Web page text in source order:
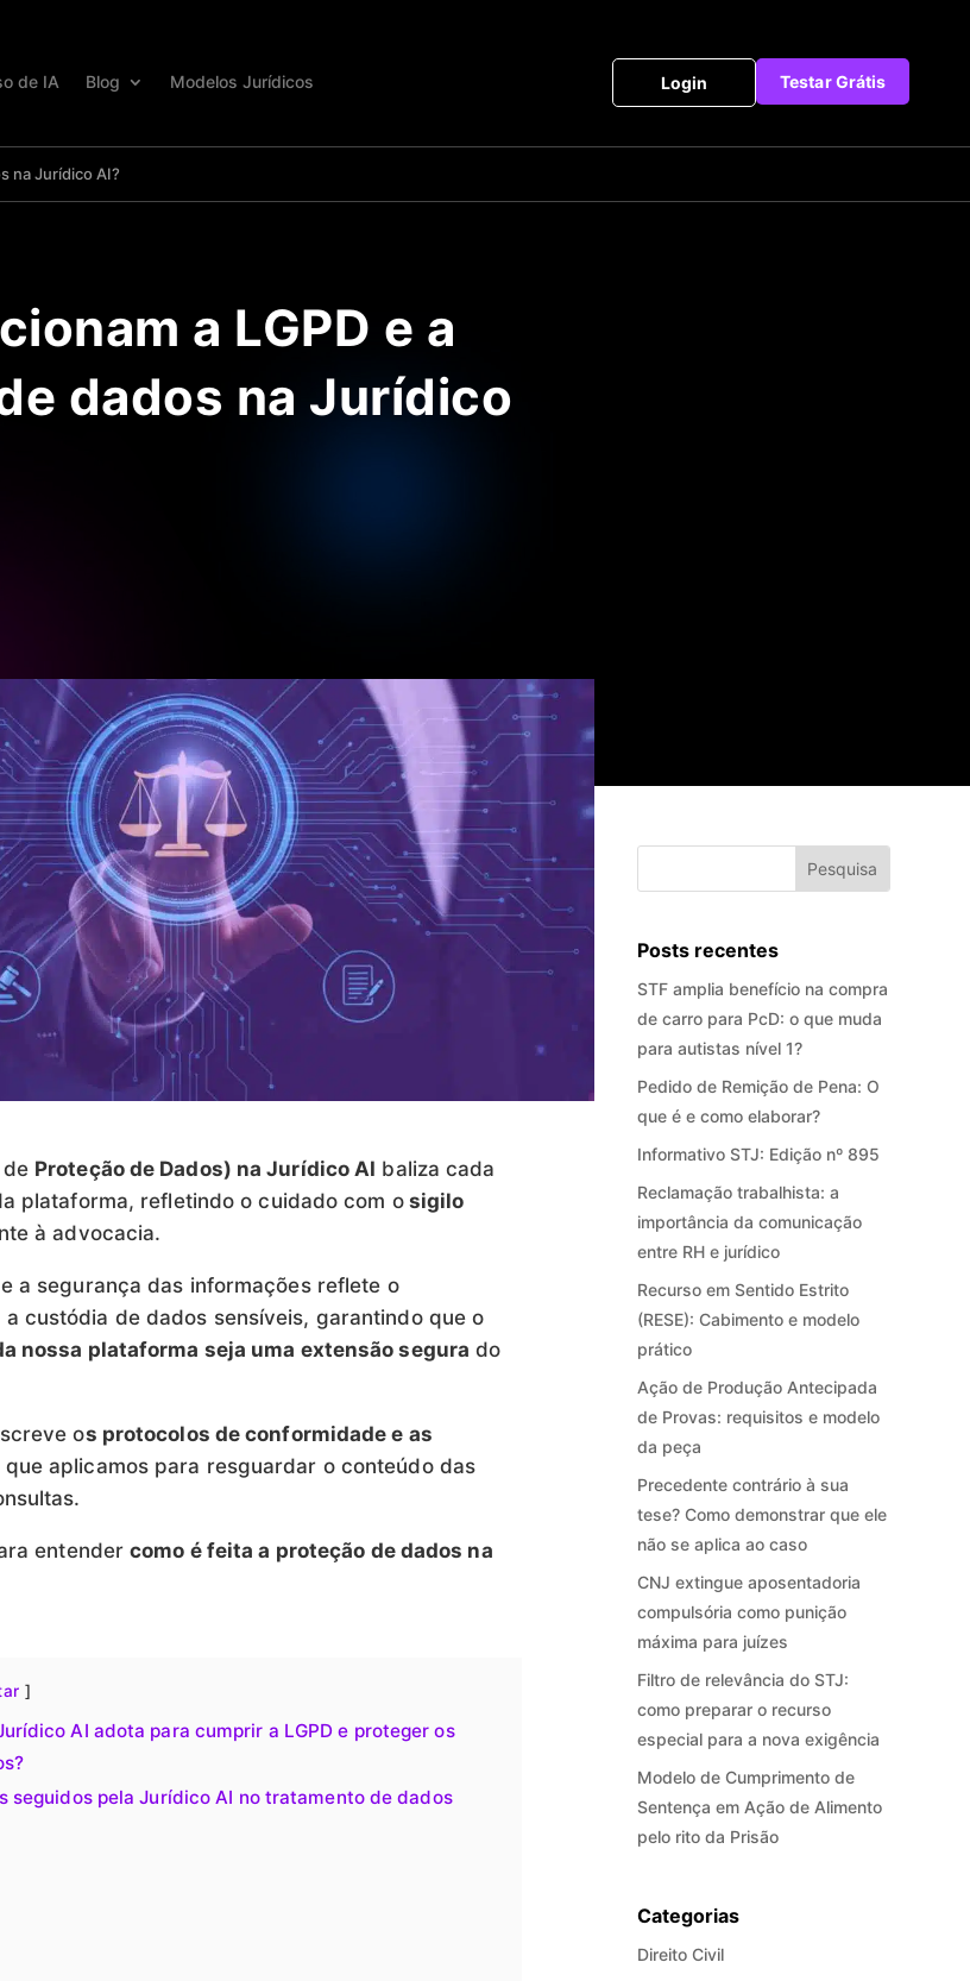
de IA Blog Modelos Jurídicos Login Testar Grátis
na Jurídico AI?
a LGPD e a
dados na Jurídico
de Proteção de Dados) na Jurídico AI baliza cada
plataforma, refletindo o cuidado com osigilo
à advocacia.
a segurança das informações reflete o
custódia de dados sensíveis, garantindo que o
nossa plataforma seja uma extensão segura do
os protocolos de conformidade e as
que aplicamos para resguardar o conteúdo das
entendercomo é feita a proteção de dados na
AI adota para cumprir a LGPD e proteger os
seguidos pela Jurídico AI no tratamento de dados
Posts recentes
STF amplia benefício na compra
de carro para PcD: o que muda
para autistas nível 1?
Pedido de Remição de Pena: O
que é e como elaborar?
Informativo STJ: Edição nº 895
Reclamação trabalhista: a
importância da comunicação
entre RH e jurídico
Recurso em Sentido Estrito
(RESE): Cabimento e modelo
prático
Ação de Produção Antecipada
de Provas: requisitos e modelo
da peça
Precedente contrário à sua
tese? Como demonstrar que ele
não se aplica ao caso
CNJ extingue aposentadoria
compulsória como punição
máxima para juízes
Filtro de relevância do STJ:
como preparar o recurso
especial para a nova exigência
Modelo de Cumprimento de
Sentença em Ação de Alimento
pelo rito da Prisão
Categorias
Direito Civil